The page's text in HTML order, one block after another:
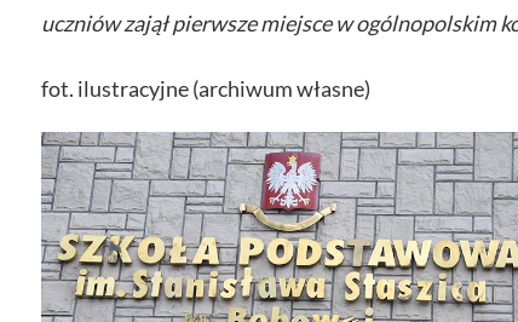
uczniów zajął pierwsze miejsce w ogólnopolskim
fot. ilustracyjne (archiwum własne)